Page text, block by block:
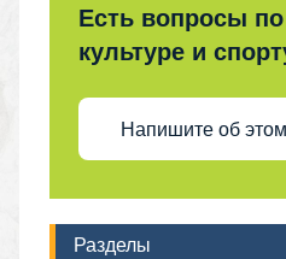
Есть вопросы
культуре и
Напишите об этом
Разделы